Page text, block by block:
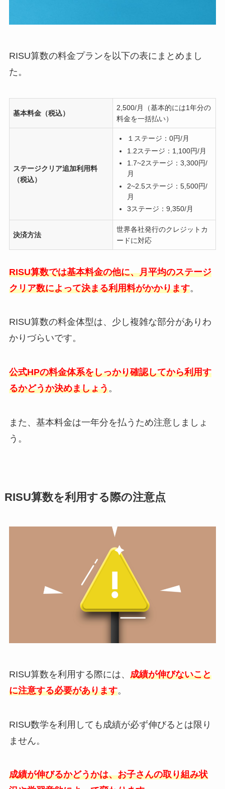
RISU算数の料金プランを以下の表にまとめまし
た。
基本料金（税込）
2,500/月（基本的には1年分の
料金を一括払い）
ステージクリア追加利用料
（税込）
１ステージ：0円/月
1.2ステージ：1,100円/月
1.7~2ステージ：3,300円/
月
2~2.5ステージ：5,500円/
月
3ステージ：9,350/月
決済方法
世界各社発行のクレジットカ
ードに対応
RISU算数では基本料金の他に、月平均のステージ
クリア数によって決まる利用料がかかります。
RISU算数の料金体型は、少し複雑な部分がありわ
かりづらいです。
公式HPの料金体系をしっかり確認してから利用す
るかどうか決めましょう。
また、基本料金は一年分を払うため注意しましょ
う。
RISU算数を利用する際の注意点
RISU算数を利用する際には、 成績が伸びないこと
に注意する必要があります。
RISU数学を利用しても成績が必ず伸びるとは限り
ません。
成績が伸びるかどうかは、お子さんの取り組み状